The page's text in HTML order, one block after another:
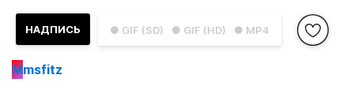
● GIF (SD) ● GIF (HD) ● MP4
НАДПИСЬ
Mmsfitz